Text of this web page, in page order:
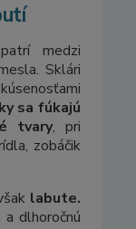
medzi
Sklári
sa fúkajú
tvary, pri
zobáčik
labute.
a dlhoročnú